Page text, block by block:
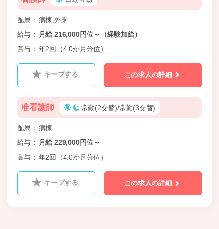
配属
病棟,外来
給与
月給 216,000円位～（経験加給）
賞与
年2回（4.0か月分位）
キープする この求人の詳細
准看護師 常勤(2交替)/常勤(3交替)
配属
病棟
給与
月給 229,000円位～
賞与
年2回（4.0か月分位）
キープする この求人の詳細